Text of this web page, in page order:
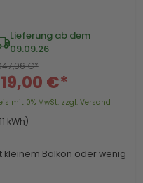
Lieferung ab dem
09.09.26
€*
€*
mit 0% MwSt. zzgl. Versand
kWh)
kleinem Balkon oder wenig